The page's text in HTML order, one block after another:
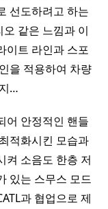
선도하려고 하는
같은 느낌과 이
이트 라인과 스포
을 적용하여 차량
…
어 안정적인 핸들
적화시킨 모습과
켜 소음도 한층 저
있는 스무스 모드
과 협업으로 제